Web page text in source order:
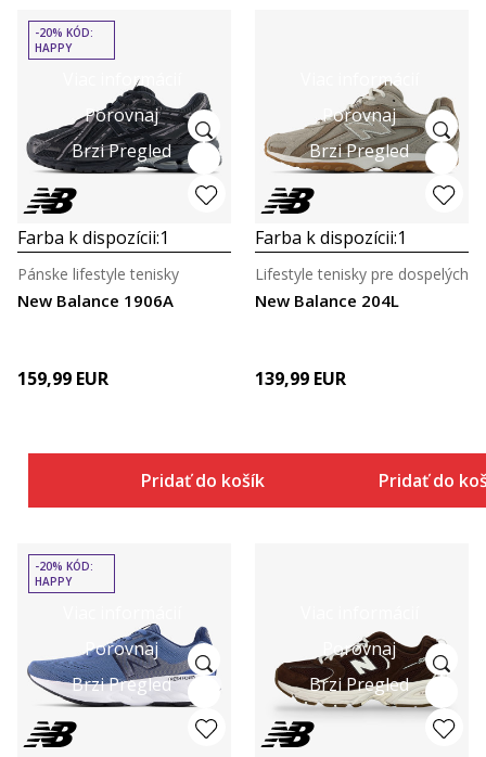
Viac informácií
Porovnaj
Brzi Pregled
-20% KÓD:
HAPPY
Farba k dispozícii:1
New Balance 1906A
Pánske lifestyle tenisky
159,99 EUR
Pridať do košíka
Viac informácií
Porovnaj
Brzi Pregled
Farba k dispozícii:1
New Balance 204L
Lifestyle tenisky pre dospelých
139,99 EUR
Pridať do
Porovnaj
Brzi Pregled
-20% KÓD:
HAPPY
Porovnaj
Brzi Pregled